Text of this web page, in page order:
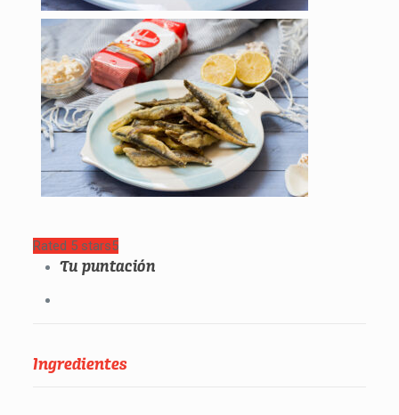
Rated 5 stars5
Tu puntación
Ingredientes